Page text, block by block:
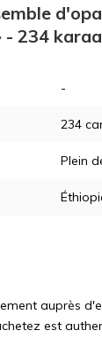
- 234
-
234
Plein
auprès
est